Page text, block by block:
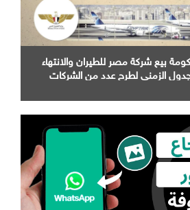
بيع شركة مصر للطيران والانتهاء
الزمني لطرح عدد من الشركات